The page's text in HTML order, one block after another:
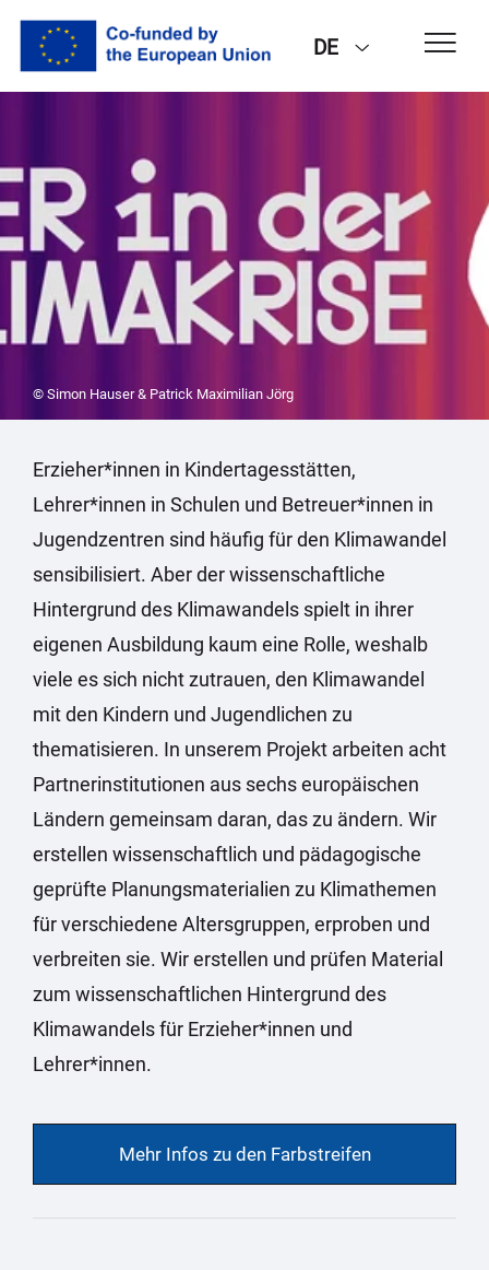
DE
© Simon Hauser & Patrick Maximilian Jörg
Erzieher*innen in Kindertagesstätten,
Lehrer*innen in Schulen und Betreuer*innen in
Jugendzentren sind häufig für den Klimawandel
sensibilisiert. Aber der wissenschaftliche
Hintergrund des Klimawandels spielt in ihrer
eigenen Ausbildung kaum eine Rolle, weshalb
viele es sich nicht zutrauen, den Klimawandel
mit den Kindern und Jugendlichen zu
thematisieren. In unserem Projekt arbeiten acht
Partnerinstitutionen aus sechs europäischen
Ländern gemeinsam daran, das zu ändern. Wir
erstellen wissenschaftlich und pädagogische
geprüfte Planungsmaterialien zu Klimathemen
für verschiedene Altersgruppen, erproben und
verbreiten sie. Wir erstellen und prüfen Material
zum wissenschaftlichen Hintergrund des
Klimawandels für Erzieher*innen und
Lehrer*innen.
Mehr Infos zu den Farbstreifen